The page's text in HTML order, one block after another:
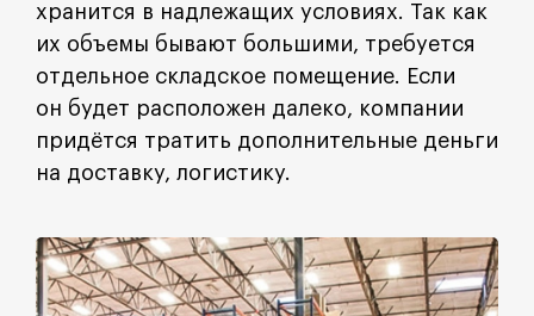
хранится в надлежащих условиях. Так как
их объемы бывают большими, требуется
отдельное складское помещение. Если
он будет расположен далеко, компании
придётся тратить дополнительные деньги
на доставку, логистику.